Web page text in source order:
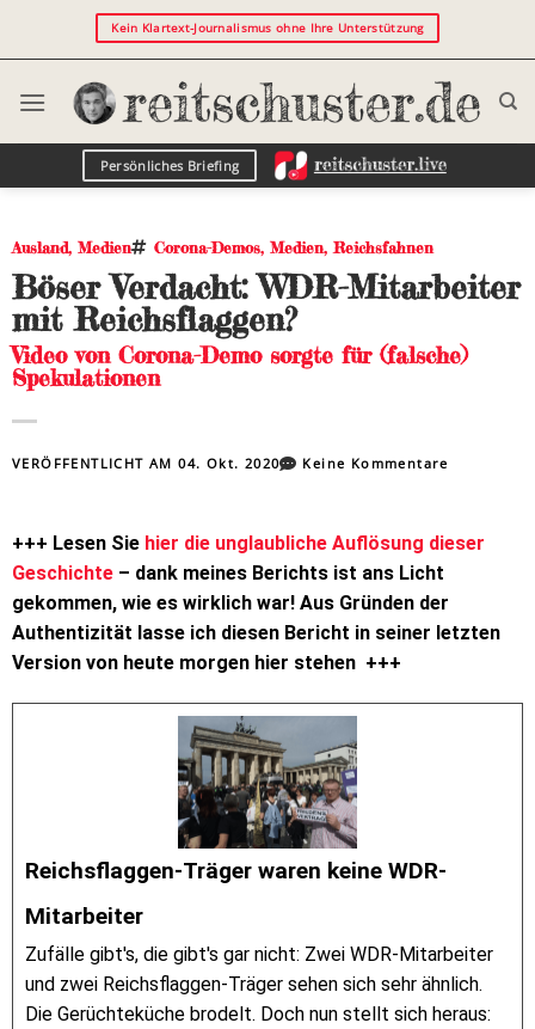
Kein Klartext-Journalismus ohne Ihre Unterstützung
Persönliches Briefing
Ausland, Medien Corona-Demos, Medien, Reichsfahnen
Böser Verdacht: WDR-Mitarbeiter
mit Reichsflaggen?
Video von Corona-Demo sorgte für (falsche)
Spekulationen
VERÖFFENTLICHT AM04. Okt. 2020 Keine Kommentare
+++ Lesen Sie hier die unglaubliche Auflösung dieser
Geschichte – dank meines Berichts ist ans Licht
gekommen, wie es wirklich war! Aus Gründen der
Authentizität lasse ich diesen Bericht in seiner letzten
Version von heute morgen hier stehen +++
Reichsflaggen-Träger waren keine WDR-
Mitarbeiter
Zufälle gibt's, die gibt's gar nicht: Zwei WDR-Mitarbeiter
und zwei Reichsflaggen-Träger sehen sich sehr ähnlich.
Die Gerüchteküche brodelt. Doch nun stellt sich heraus: